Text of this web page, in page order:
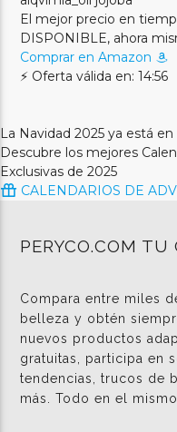
El mejor precio en
DISPONIBLE, ahora
Comprar en Amazon
⚡ Oferta válida en: 14:56
La Navidad 2025 ya está
Descubre los mejores
Exclusivas de 2025
CALENDARIOS DE
PERYCO.COM
Compara entre miles
belleza y obtén
nuevos productos
gratuitas, participa en
tendencias, trucos de
más. Todo en el